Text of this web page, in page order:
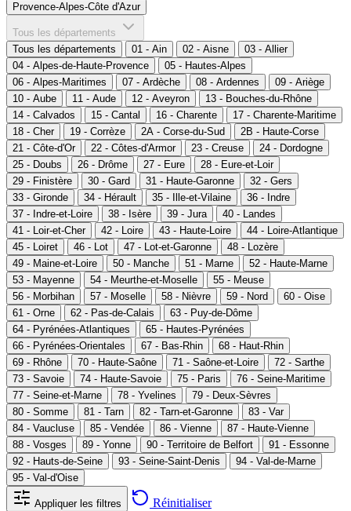
Provence-Alpes-Côte d'Azur
Tous les départements
Tous les départements
01 - Ain 02 - Aisne
03 - Allier
04 - Alpes-de-Haute-Provence
05 - Hautes-Alpes
06 - Alpes-Maritimes
07 - Ardèche 08 - Ardennes
09 - Ariège
10 - Aube
11 - Aude 12 - Aveyron
13 - Bouches-du-Rhône
14 - Calvados
15 - Cantal 16 - Charente
17 - Charente-Maritime
18 - Cher
19 - Corrèze 2A - Corse-du-Sud
2B - Haute-Corse
21 - Côte-d'Or
22 - Côtes-d'Armor 23 - Creuse
24 - Dordogne
25 - Doubs
26 - Drôme 27 - Eure
28 - Eure-et-Loir
29 - Finistère
30 - Gard 31 - Haute-Garonne
32 - Gers
33 - Gironde
34 - Hérault 35 - Ille-et-Vilaine
36 - Indre
37 - Indre-et-Loire
38 - Isère 39 - Jura
40 - Landes
41 - Loir-et-Cher
42 - Loire 43 - Haute-Loire
44 - Loire-Atlantique
45 - Loiret
46 - Lot 47 - Lot-et-Garonne
48 - Lozère
49 - Maine-et-Loire
50 - Manche 51 - Marne
52 - Haute-Marne
53 - Mayenne
54 - Meurthe-et-Moselle
55 - Meuse
56 - Morbihan
57 - Moselle 58 - Nièvre 59 - Nord
60 - Oise
61 - Orne
62 - Pas-de-Calais
63 - Puy-de-Dôme
64 - Pyrénées-Atlantiques
65 - Hautes-Pyrénées
66 - Pyrénées-Orientales
67 - Bas-Rhin
68 - Haut-Rhin
69 - Rhône
70 - Haute-Saône 71 - Saône-et-Loire
72 - Sarthe
73 - Savoie
74 - Haute-Savoie 75 - Paris
76 - Seine-Maritime
77 - Seine-et-Marne
78 - Yvelines
79 - Deux-Sèvres
80 - Somme
81 - Tarn 82 - Tarn-et-Garonne
83 - Var
84 - Vaucluse
85 - Vendée 86 - Vienne
87 - Haute-Vienne
88 - Vosges
89 - Yonne 90 - Territoire de Belfort
91 - Essonne
92 - Hauts-de-Seine
93 - Seine-Saint-Denis
94 - Val-de-Marne
95 - Val-d'Oise
Appliquer les filtres Réinitialiser